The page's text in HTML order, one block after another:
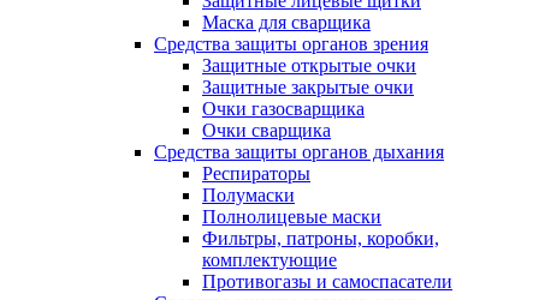
Маска для сварщика
Средства защиты органов зрения
Защитные открытые очки
Защитные закрытые очки
Очки газосварщика
Очки сварщика
Средства защиты органов дыхания
Респираторы
Полумаски
Полнолицевые маски
Фильтры, патроны, коробки,
комплектующие
Противогазы и самоспасатели